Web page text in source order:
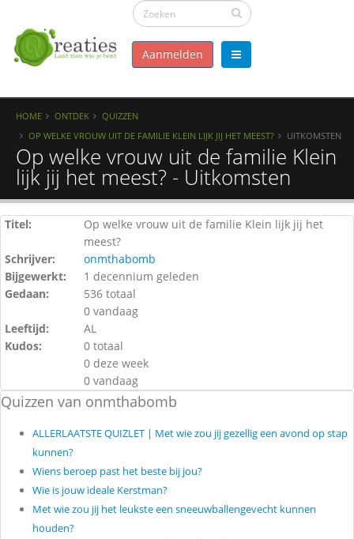
Aanmelden
HOME ONTDEK
QUIZZEN
OP WELKE VROUW UIT DE FAMILIE KLEIN LIJK JIJ HET MEEST?
UITKOMSTEN
Op welke vrouw uit de familie Klein
lijk jij het meest? - Uitkomsten
Titel:
Op welke vrouw uit de familie Klein lijk jij het
meest?
Schrijver:
onmthabomb
Bijgewerkt:
1 decennium geleden
Gedaan:
536 totaal
0 vandaag
Leeftijd:
AL
Kudos:
0 totaal
0 deze week
0 vandaag
Quizzen van onmthabomb
ALLERLAATSTE QUIZLET | Met wie zou jij gezellig een avond op stap
kunnen?
Wiens beroep past het beste bij jou?
Wie is jouw ideale Kerstman?
Met wie zou jij het leukste een sneeuwballengevecht kunnen
houden?